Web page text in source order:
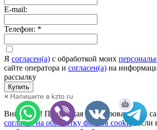
E-mail:
Телефон: *
Я согласен(а) c обработкой моих
сайте оператора и согласен(а) на
рассылку
Купить
Напишите в kzto.ru
×
Внимание! Продолжая использовать наш
согласие на обработку файлов cookie
. Если